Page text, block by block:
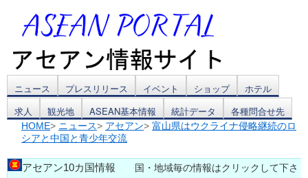
コ
ン
テ
ン
ニュース プレスリリース イベント ショップ
ホテル
求人
観光地 ASEAN基本情報 統計データ 各種問合せ先
HOME> ニュース> アセアン> 富山県はウクライナ侵略継続のロ
シアと中国と青少年交流
アセアン10カ国情報 国・地域毎の情報はクリックして下さ